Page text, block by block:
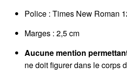
Police : Times New Roman
Marges : 2,5 cm
Aucune mention
ne doit figurer dans le corps